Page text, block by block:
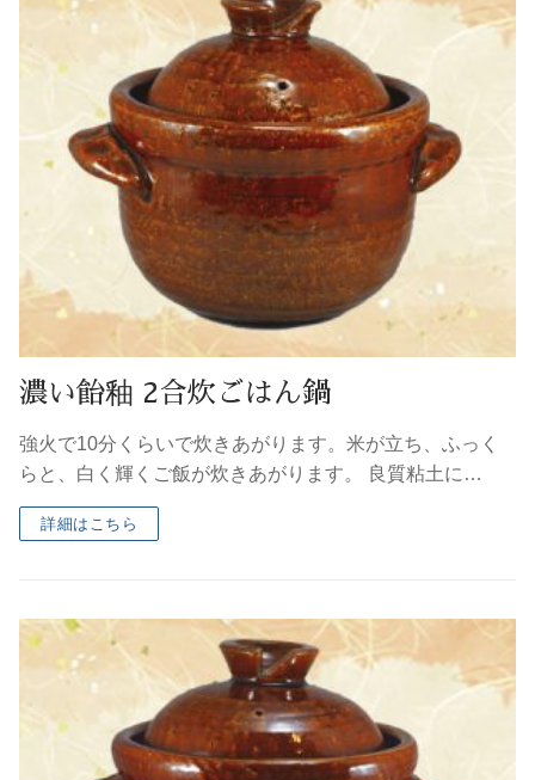
濃い飴釉 2合炊ごはん鍋
強火で10分くらいで炊きあがります。米が立ち、ふっく
らと、白く輝くご飯が炊きあがります。 良質粘土に…
詳細はこちら